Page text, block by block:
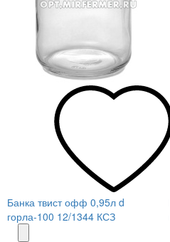
Банка твист офф 0,95л d
горла-100 12/1344 КСЗ